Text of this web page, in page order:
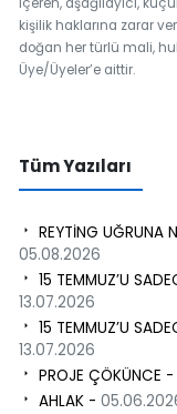
kişilik haklarına zarar
doğan her türlü mali,
Üye/Üyeler’e aittir.
Tüm Yazıları
REYTİNG UĞRUNA
05.08.2026
15 TEMMUZ’U
13.07.2026
15 TEMMUZ’U
13.07.2026
PROJE ÇÖKÜNCE -
AHLAK -